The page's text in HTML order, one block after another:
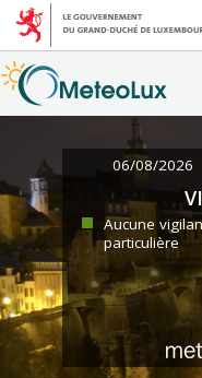
06/08/2026
Aucune
particulière